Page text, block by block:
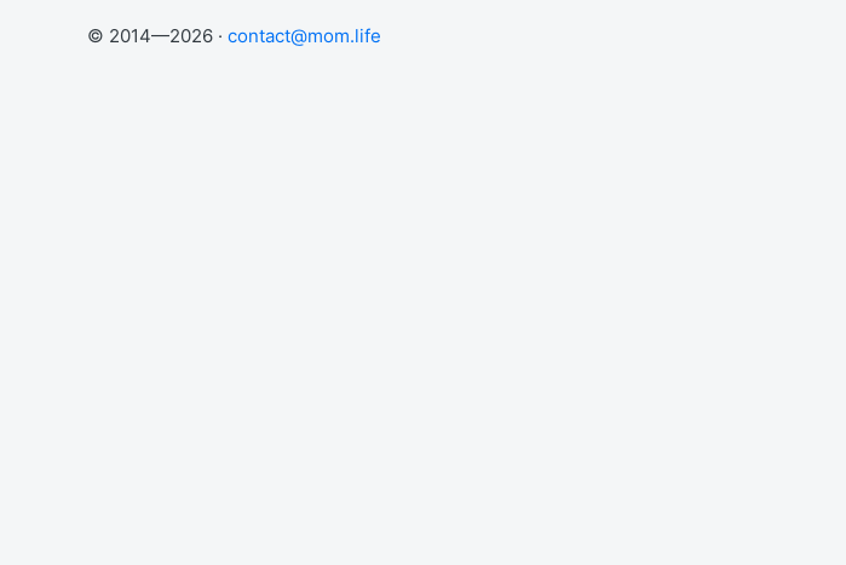
© 2014—2026 · contact@mom.life